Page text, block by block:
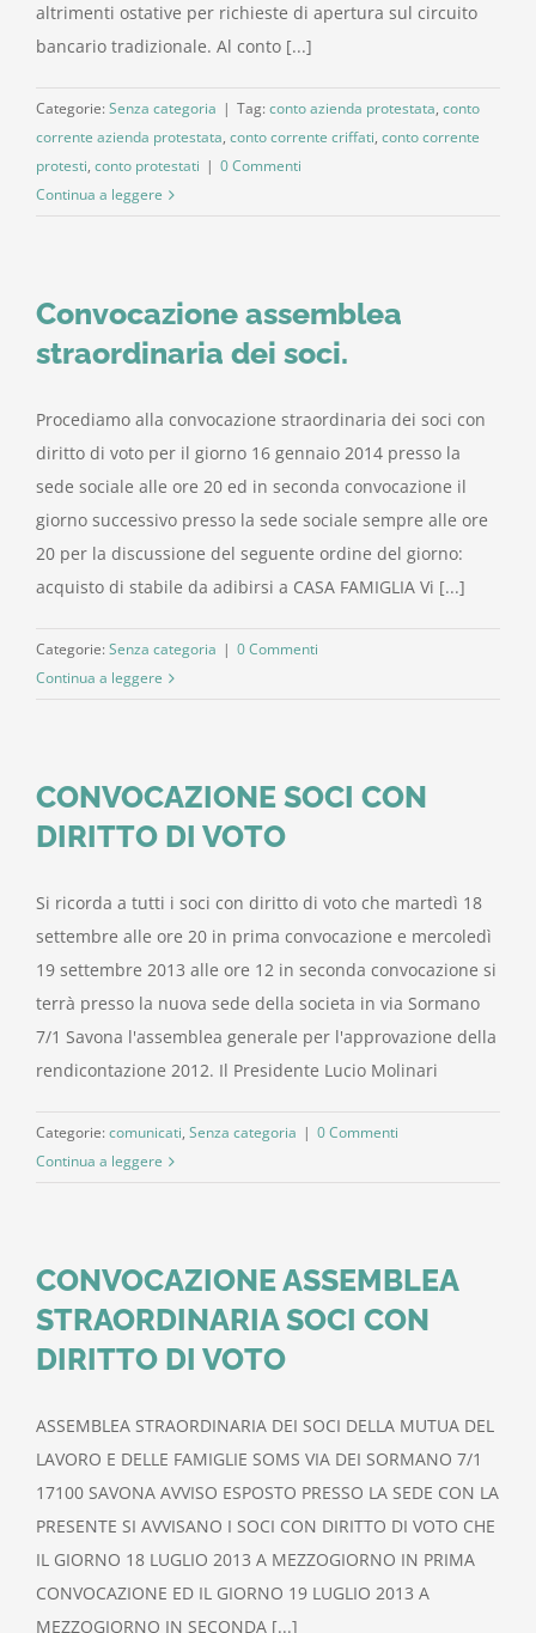
altrimenti ostative per richieste di apertura sul circuito
bancario tradizionale. Al conto [...]
Categorie: Senza categoria | Tag: conto azienda protestata, conto
corrente azienda protestata, conto corrente criffati, conto corrente
protesti, conto protestati | 0 Commenti
Continua a leggere
Convocazione assemblea
straordinaria dei soci.
Procediamo alla convocazione straordinaria dei soci con
diritto di voto per il giorno 16 gennaio 2014 presso la
sede sociale alle ore 20 ed in seconda convocazione il
giorno successivo presso la sede sociale sempre alle ore
20 per la discussione del seguente ordine del giorno:
acquisto di stabile da adibirsi a CASA FAMIGLIA Vi [...]
Categorie: Senza categoria | 0 Commenti
Continua a leggere
CONVOCAZIONE SOCI CON
DIRITTO DI VOTO
Si ricorda a tutti i soci con diritto di voto che martedì 18
settembre alle ore 20 in prima convocazione e mercoledì
19 settembre 2013 alle ore 12 in seconda convocazione si
terrà presso la nuova sede della societa in via Sormano
7/1 Savona l'assemblea generale per l'approvazione della
rendicontazione 2012. Il Presidente Lucio Molinari
Categorie: comunicati, Senza categoria | 0 Commenti
Continua a leggere
CONVOCAZIONE ASSEMBLEA
STRAORDINARIA SOCI CON
DIRITTO DI VOTO
ASSEMBLEA STRAORDINARIA DEI SOCI DELLA MUTUA DEL
LAVORO E DELLE FAMIGLIE SOMS VIA DEI SORMANO 7/1
17100 SAVONA AVVISO ESPOSTO PRESSO LA SEDE CON LA
PRESENTE SI AVVISANO I SOCI CON DIRITTO DI VOTO CHE
IL GIORNO 18 LUGLIO 2013 A MEZZOGIORNO IN PRIMA
CONVOCAZIONE ED IL GIORNO 19 LUGLIO 2013 A
MEZZOGIORNO IN SECONDA [...]